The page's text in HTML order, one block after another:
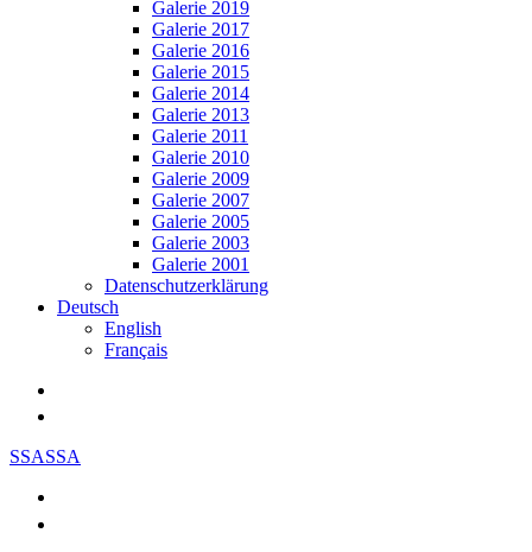
Galerie 2019
Galerie 2017
Galerie 2016
Galerie 2015
Galerie 2014
Galerie 2013
Galerie 2011
Galerie 2010
Galerie 2009
Galerie 2007
Galerie 2005
Galerie 2003
Galerie 2001
Datenschutzerklärung
Deutsch
English
Français
SSASSA